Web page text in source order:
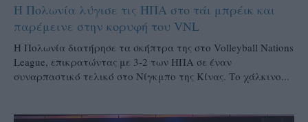
Η Πολωνία λύγισε τις ΗΠΑ στο τάι μπρέικ και
παρέμεινε στην κορυφή του VNL
Η Πολωνία διατήρησε τα σκήπτρα της στο Volleyball Nations
League, επικρατώντας με 3-2 των ΗΠΑ σε έναν
συναρπαστικό τελικό στο Νίγκμπο της Κίνας. Το χάλκινο...